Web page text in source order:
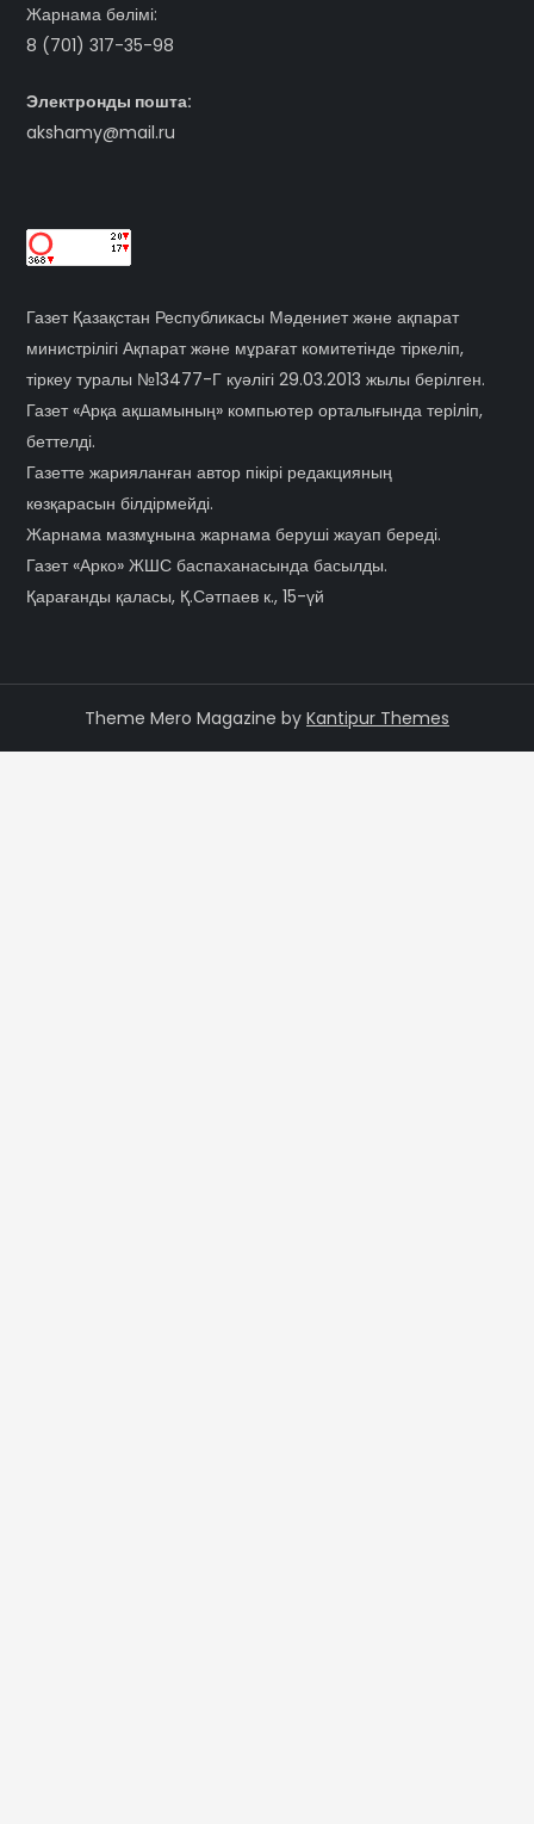
Жарнама бөлімі:
8 (701) 317-35-98
Электронды пошта:
akshamy@mail.ru
Газет Қазақстан Республикасы Мәдениет және ақпарат
министрілігі Ақпарат және мұрағат комитетінде тіркеліп,
тіркеу туралы №13477-Г куәлігі 29.03.2013 жылы берілген.
Газет «Арқа ақшамының» компьютер орталығында терiлiп,
беттелді.
Газетте жарияланған автор пікірі редакцияның
көзқарасын білдірмейді.
Жарнама мазмұнына жарнама беруші жауап береді.
Газет «Арко» ЖШС баспаханасында басылды.
Қарағанды қаласы, Қ.Сәтпаев к., 15-үй
Theme Mero Magazine by Kantipur Themes